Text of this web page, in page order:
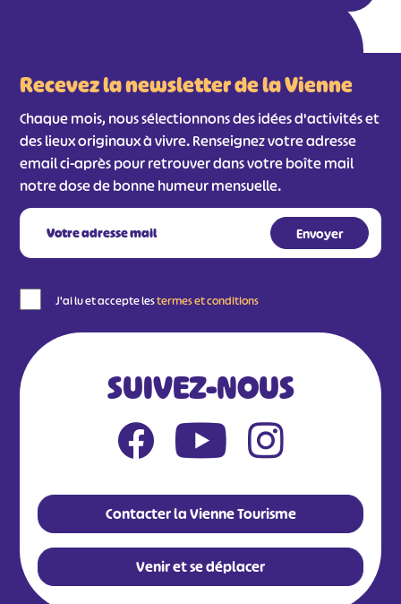
Recevez la newsletter de la Vienne
Chaque mois, nous sélectionnons des idées d'activités et
des lieux originaux à vivre. Renseignez votre adresse
email ci-après pour retrouver dans votre boîte mail
notre dose de bonne humeur mensuelle.
J'ai lu et accepte lestermes et conditions
SUIVEZ-NOUS
Contacter la Vienne Tourisme
Venir et se déplacer
# #
#
#